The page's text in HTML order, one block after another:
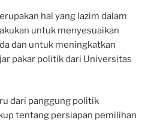
hal yang lazim dalam
untuk menyesuaikan
dan untuk meningkatkan
pakar politik dari Universitas
dari panggung politik
tentang persiapan pemilihan